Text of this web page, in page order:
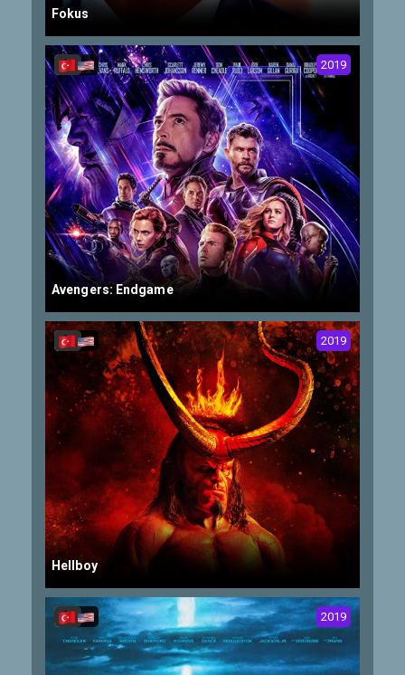
Fokus
Avengers: Endgame
2019
Hellboy
2019
2019